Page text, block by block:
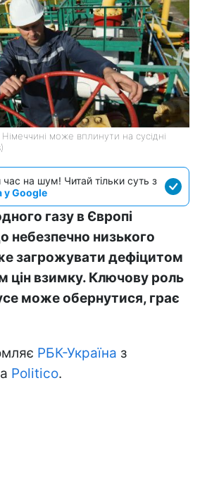
може вплинути на сусідні
на шум! Читай тільки суть з
у Google
газу в Європі
небезпечно низького
загрожувати дефіцитом
цін взимку. Ключову роль
може обернутися, грає
РБК-Україна з
Politico.